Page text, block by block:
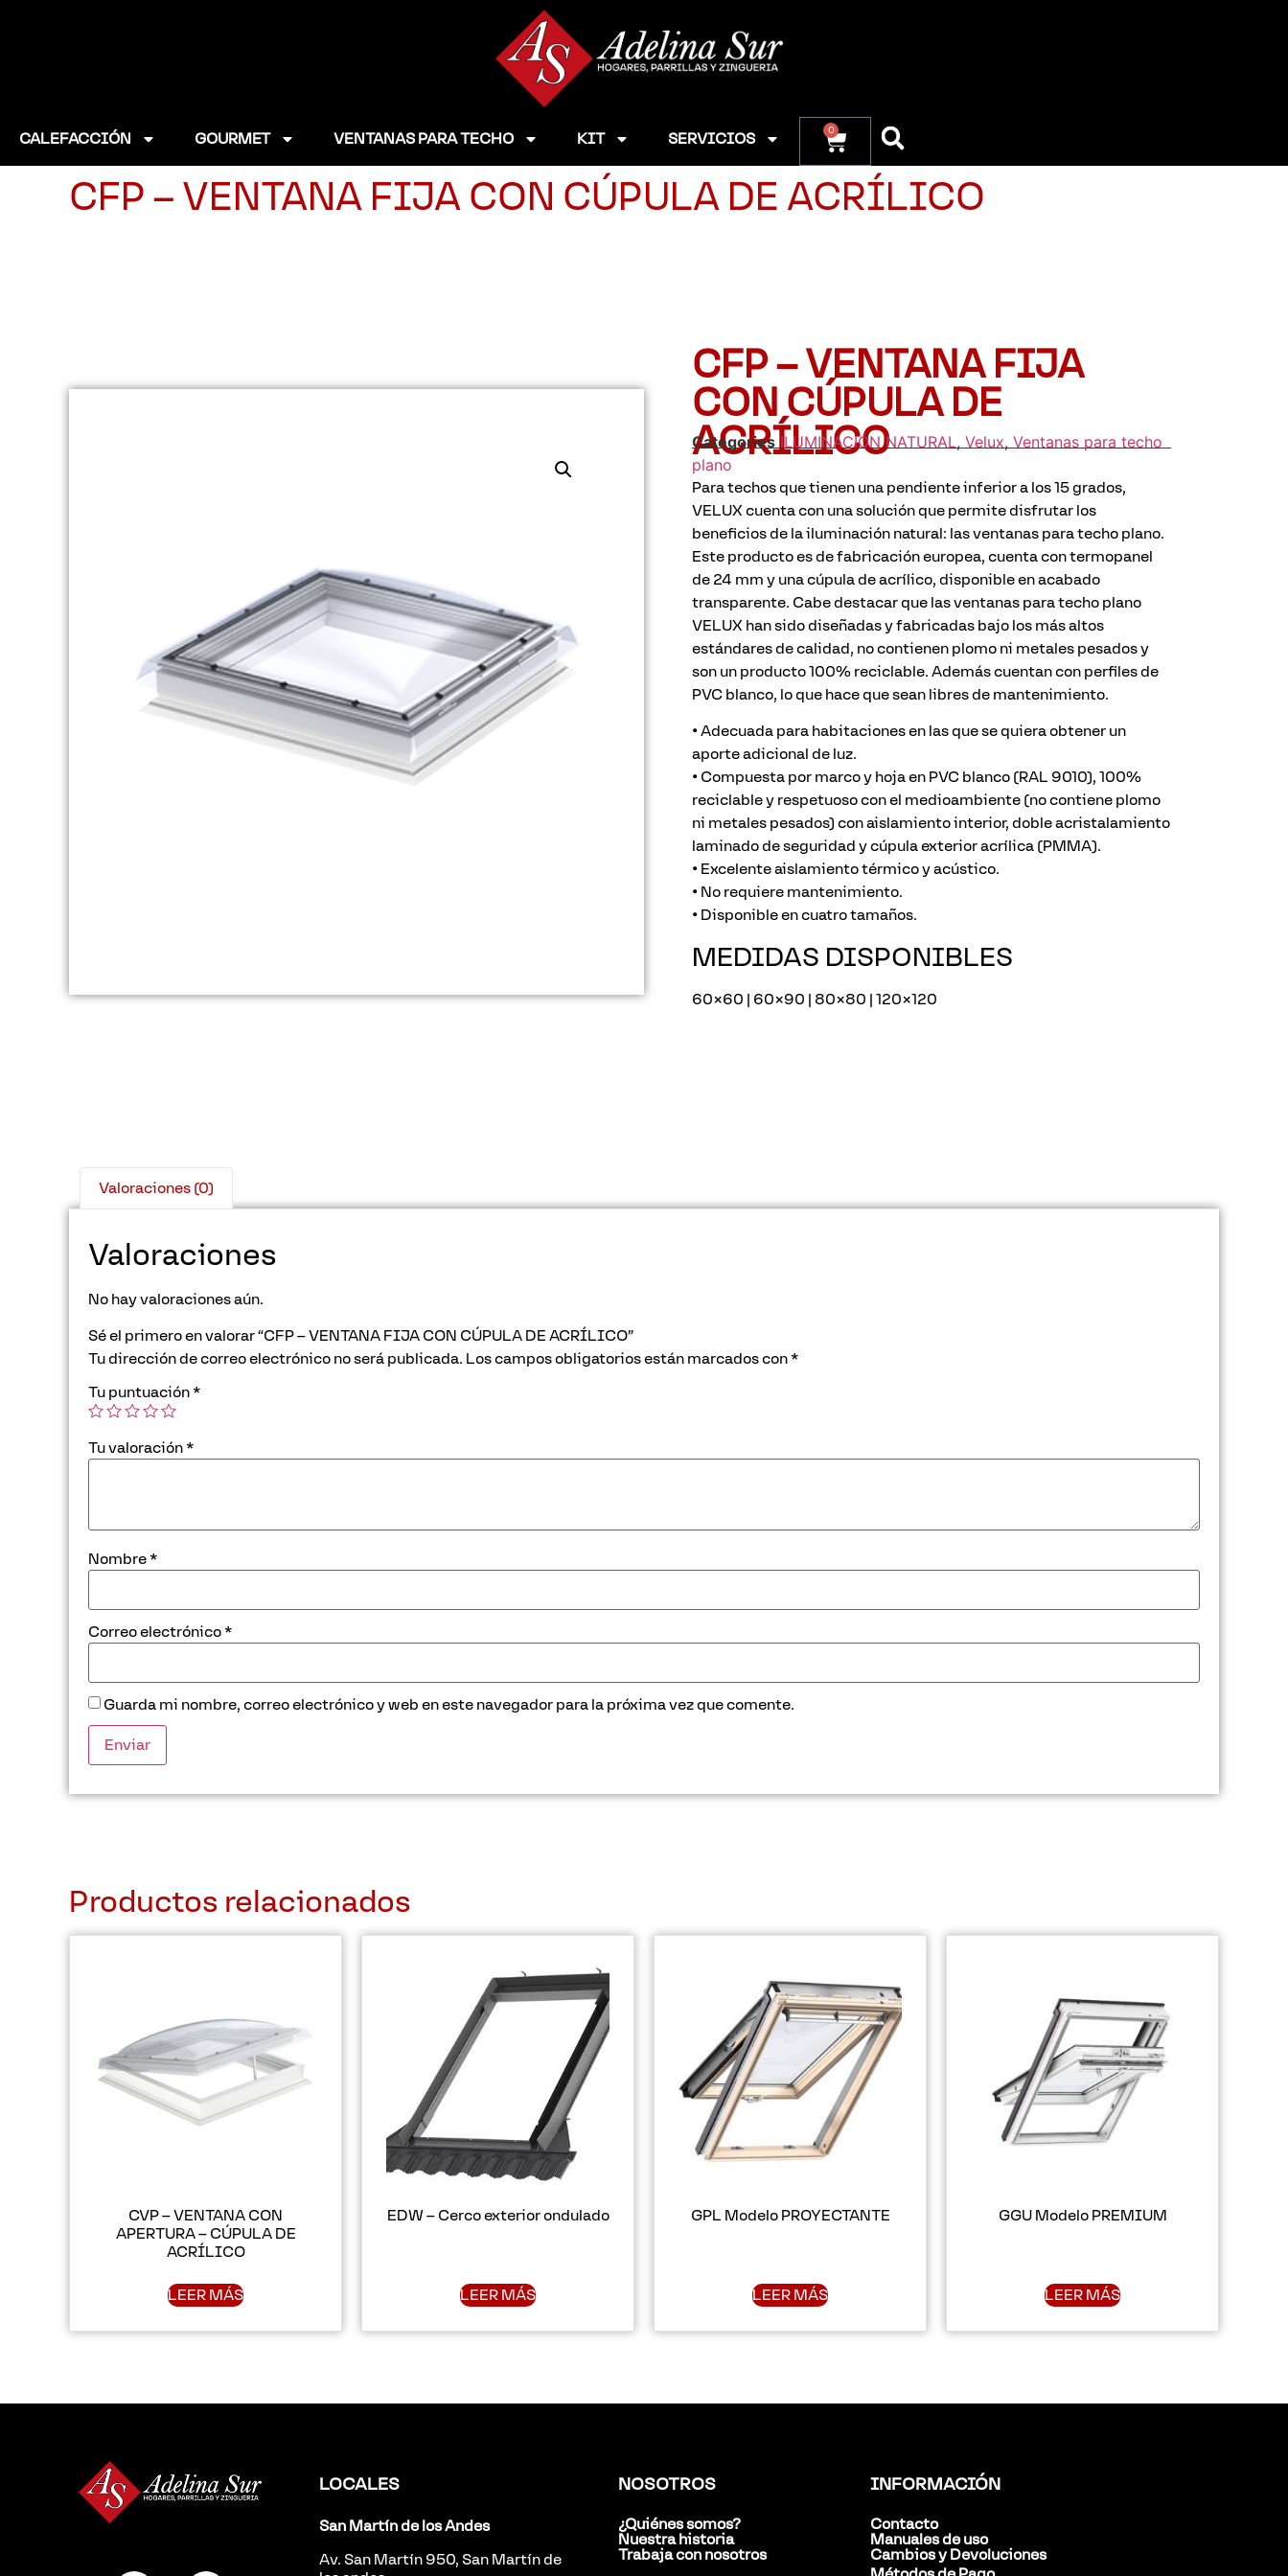
CALEFACCIÓN GOURMET VENTANAS PARA TECHO KIT SERVICIOS 0
CFP – VENTANA FIJA CON CÚPULA DE ACRÍLICO
CFP – VENTANA FIJA
CON CÚPULA DE
ACRÍLICO
Categories ILUMINACIÓN NATURAL, Velux, Ventanas para techo
plano
Para techos que tienen una pendiente inferior a los 15 grados,
VELUX cuenta con una solución que permite disfrutar los
beneficios de la iluminación natural: las ventanas para techo plano.
Este producto es de fabricación europea, cuenta con termopanel
de 24 mm y una cúpula de acrílico, disponible en acabado
transparente. Cabe destacar que las ventanas para techo plano
VELUX han sido diseñadas y fabricadas bajo los más altos
estándares de calidad, no contienen plomo ni metales pesados y
son un producto 100% reciclable. Además cuentan con perfiles de
PVC blanco, lo que hace que sean libres de mantenimiento.
• Adecuada para habitaciones en las que se quiera obtener un
aporte adicional de luz.
• Compuesta por marco y hoja en PVC blanco (RAL 9010), 100%
reciclable y respetuoso con el medioambiente (no contiene plomo
ni metales pesados) con aislamiento interior, doble acristalamiento
laminado de seguridad y cúpula exterior acrílica (PMMA).
• Excelente aislamiento térmico y acústico.
• No requiere mantenimiento.
• Disponible en cuatro tamaños.
MEDIDAS DISPONIBLES
60×60 | 60×90 | 80×80 | 120×120
Valoraciones (0)
Valoraciones
No hay valoraciones aún.
Sé el primero en valorar “CFP – VENTANA FIJA CON CÚPULA DE ACRÍLICO”
Tu dirección de correo electrónico no será publicada. Los campos obligatorios están marcados con*
Tu puntuación*
Tu valoración*
Nombre*
Correo electrónico*
Guarda mi nombre, correo electrónico y web en este navegador para la próxima vez que comente.
Productos relacionados
CVP – VENTANA CON
APERTURA – CÚPULA DE
ACRÍLICO
LEER MÁS
EDW – Cerco exterior ondulado
LEER MÁS
GPL Modelo PROYECTANTE
LEER MÁS
GGU Modelo PREMIUM
LEER MÁS
LOCALES
San Martín de los Andes
Av. San Martín 950, San Martín de
NOSOTROS
¿Quiénes somos?
Nuestra historia
Trabaja con nosotros
INFORMACIÓN
Contacto
Manuales de uso
Cambios y Devoluciones